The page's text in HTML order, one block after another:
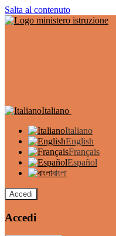
Salta al contenuto
Italiano
Italiano
English
Français
Español
বাংলা
Accedi
Accedi